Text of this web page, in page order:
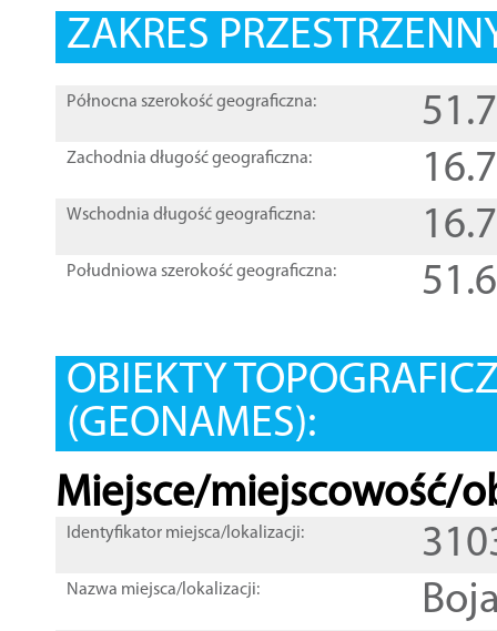
ZAKRES
Północna szerokość geograficzna:
Zachodnia długość geograficzna:
Wschodnia długość geograficzna:
Południowa szerokość geograficzna:
OBIEKTY
(GEONAMES):
Miejsce/miejscowość/
Identyfikator miejsca/lokalizacji:
Nazwa miejsca/lokalizacji: